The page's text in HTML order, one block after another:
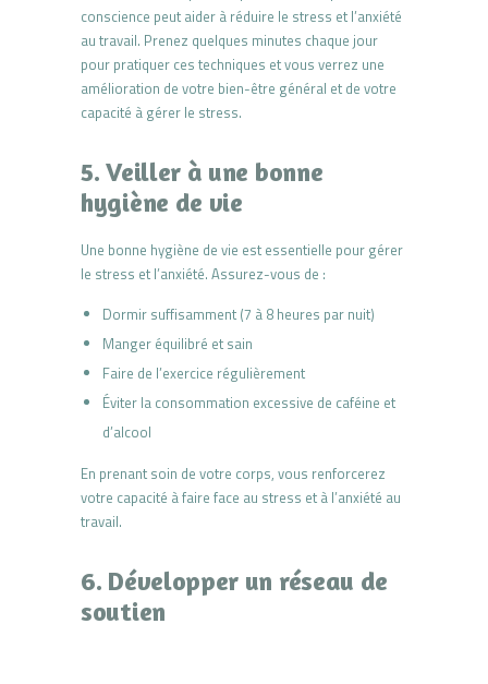
conscience peut aider à réduire le stress et l’anxiété
au travail. Prenez quelques minutes chaque jour
pour pratiquer ces techniques et vous verrez une
amélioration de votre bien-être général et de votre
capacité à gérer le stress.
5. Veiller à une bonne
hygiène de vie
Une bonne hygiène de vie est essentielle pour gérer
le stress et l’anxiété. Assurez-vous de :
Dormir suffisamment (7 à 8 heures par nuit)
Manger équilibré et sain
Faire de l’exercice régulièrement
Éviter la consommation excessive de caféine et
d’alcool
En prenant soin de votre corps, vous renforcerez
votre capacité à faire face au stress et à l’anxiété au
travail.
6. Développer un réseau de
soutien